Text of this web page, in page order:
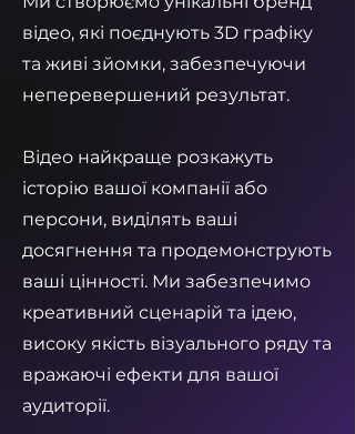
відео, які поєднують 3D графіку
та живі зйомки, забезпечуючи
неперевершений результат.
Відео найкраще розкажуть
історію вашої компанії або
персони, виділять ваші
досягнення та продемонструють
ваші цінності. Ми забезпечимо
креативний сценарій та ідею,
високу якість візуального ряду та
вражаючі ефекти для вашої
аудиторії.